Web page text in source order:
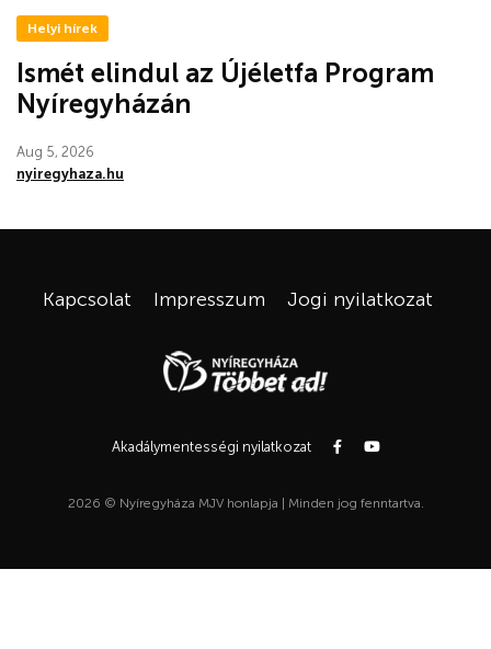
Helyi hírek
Ismét elindul az Újéletfa Program
Nyíregyházán
Aug 5, 2026
nyiregyhaza.hu
Kapcsolat Impresszum Jogi nyilatkozat
Akadálymentességi nyilatkozat
2026 © Nyíregyháza MJV honlapja | Minden jog fenntartva.